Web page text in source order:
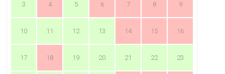
3 4 5 6 7 8 9
10 11 12 13 14 15 16
17 18 19 20 21 22 23